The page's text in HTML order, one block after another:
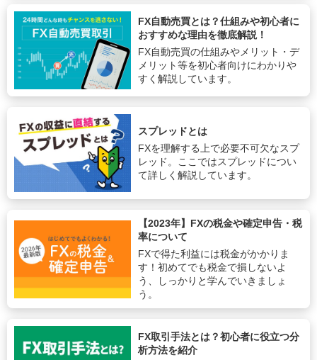
FX自動売買とは？仕組みや初心者に
おすすめな理由を徹底解説！
FX自動売買の仕組みやメリット・デ
メリット等を初心者向けにわかりや
すく解説しています。
スプレッドとは
FXを理解する上で必要不可欠なスプ
レッド。ここではスプレッドについ
て詳しく解説しています。
【2023年】FXの税金や確定申告・税
率について
FXで得た利益には税金がかかりま
す！初めてでも税金で損しないよ
う、しっかりと学んでいきましょ
う。
FX取引手法とは？初心者に役立つ分
析方法を紹介